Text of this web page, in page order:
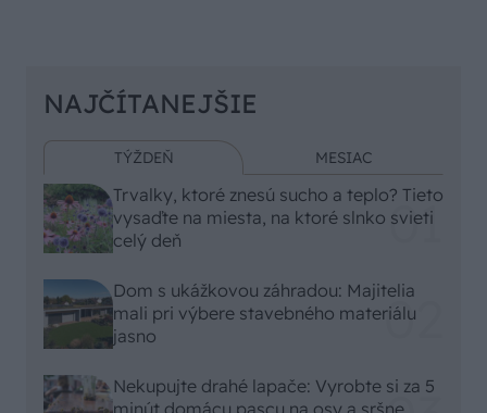
NAJČÍTANEJŠIE
TÝŽDEŇ MESIAC
Trvalky, ktoré znesú sucho a teplo? Tieto
vysaďte na miesta, na ktoré slnko svieti
celý deň
Dom s ukážkovou záhradou: Majitelia
mali pri výbere stavebného materiálu
jasno
Nekupujte drahé lapače: Vyrobte si za 5